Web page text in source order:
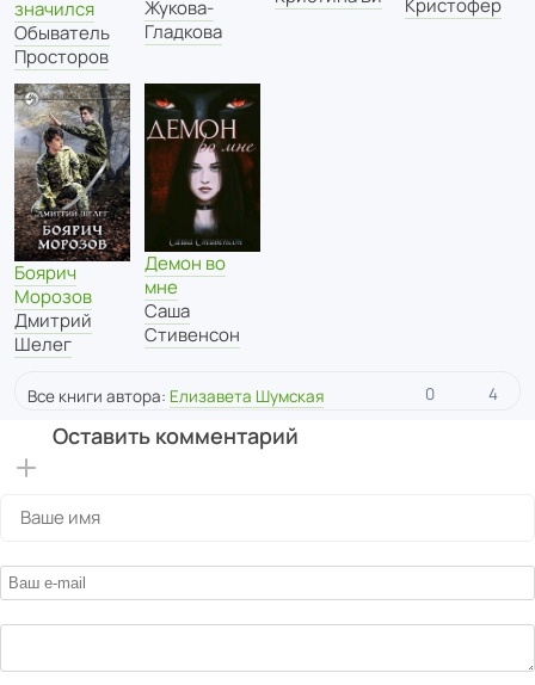
значился
Обыватель
Просторов
Жукова-
Гладкова
Кристофер
Боярич
Морозов
Дмитрий
Шелег
Демон во
мне
Саша
Стивенсон
Все книги автора: Елизавета Шумская 0 4
Оставить комментарий